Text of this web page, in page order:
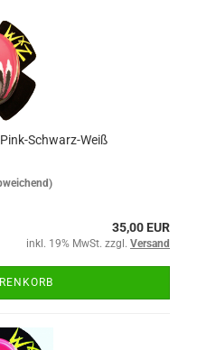
Schwarz-Weiß
35,00 EUR
inkl. 19% MwSt. zzgl. Versand